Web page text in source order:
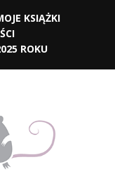
KSIĄŻKI
ROKU